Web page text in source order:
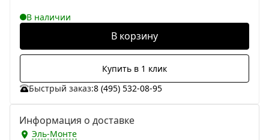
В наличии
В корзину
Купить в 1 клик
Быстрый заказ:8 (495) 532-08-95
Информация о доставке
Эль-Монте